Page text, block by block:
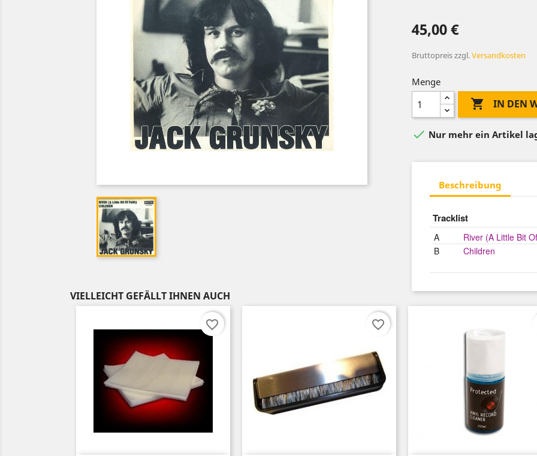
45,00 €
Bruttopreiszzgl.Versandkosten
Menge
 IN DEN
 Nur mehr ein Artikel
Beschreibung
Tracklist
A
River (A Little Bit
B
Children
VIELLEICHT GEFÄLLT IHNEN AUCH
favorite_border favorite_border